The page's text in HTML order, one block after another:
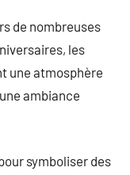
de nombreuses
les
une atmosphère
ambiance
symboliser des